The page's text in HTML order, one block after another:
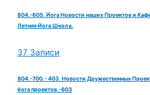
804.-605. Йога Новости наших Проектов и
Летняя Йога Школа.
37 Записи
804.-700.- 403. Новости Дружественных
йога проектов.-603